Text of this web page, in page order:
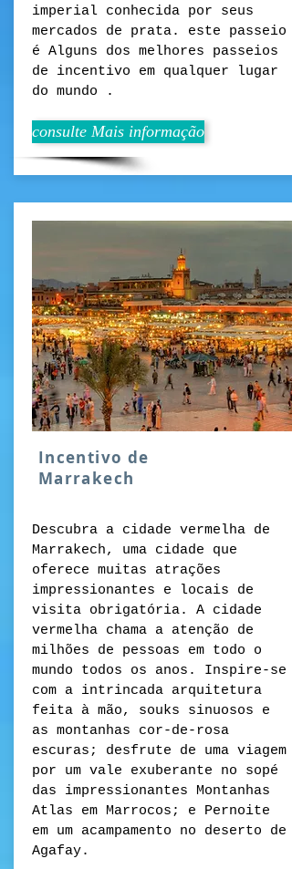
imperial conhecida por seus
mercados de prata. este passeio
é Alguns dos melhores passeios
de incentivo em qualquer lugar
do mundo .
consulte Mais informação
Incentivo de
Marrakech
Descubra a cidade vermelha de
Marrakech, uma cidade que
oferece muitas atrações
impressionantes e locais de
visita obrigatória. A cidade
vermelha chama a atenção de
milhões de pessoas em todo o
mundo todos os anos. Inspire-se
com a intrincada arquitetura
feita à mão, souks sinuosos e
as montanhas cor-de-rosa
escuras; desfrute de uma viagem
por um vale exuberante no sopé
das impressionantes Montanhas
Atlas em Marrocos; e Pernoite
em um acampamento no deserto de
Agafay.